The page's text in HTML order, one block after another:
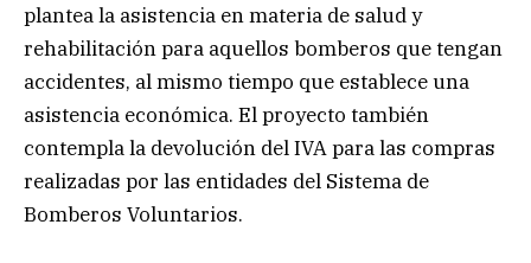
plantea la asistencia en materia de salud y
rehabilitación para aquellos bomberos que tengan
accidentes, al mismo tiempo que establece una
asistencia económica. El proyecto también
contempla la devolución del IVA para las compras
realizadas por las entidades del Sistema de
Bomberos Voluntarios.